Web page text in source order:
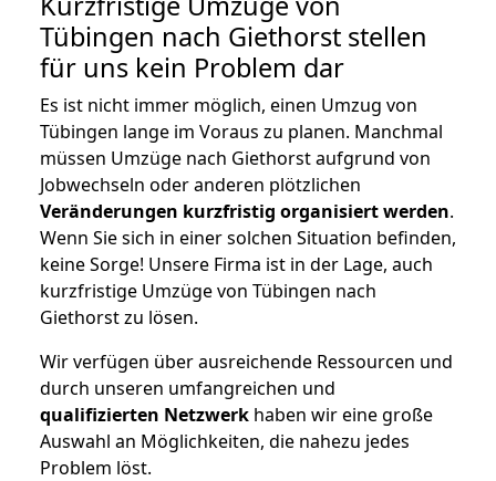
Tübingen nach Giethorst stellen
für uns kein Problem dar
Es ist nicht immer möglich, einen Umzug von
Tübingen lange im Voraus zu planen. Manchmal
müssen Umzüge nach Giethorst aufgrund von
Jobwechseln oder anderen plötzlichen
Veränderungen kurzfristig organisiert werden.
Wenn Sie sich in einer solchen Situation befinden,
keine Sorge! Unsere Firma ist in der Lage, auch
kurzfristige Umzüge von Tübingen nach
Giethorst zu lösen.
Wir verfügen über ausreichende Ressourcen und
durch unseren umfangreichen und
qualifizierten Netzwerk haben wir eine große
Auswahl an Möglichkeiten, die nahezu jedes
Problem löst.